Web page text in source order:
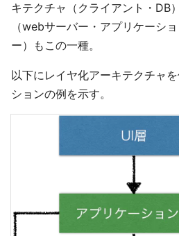
キテクチャ（クライアント・DB
（webサーバー・アプリケーシ
ー）もこの一種。
以下にレイヤ化アーキテクチャ
ションの例を示す。